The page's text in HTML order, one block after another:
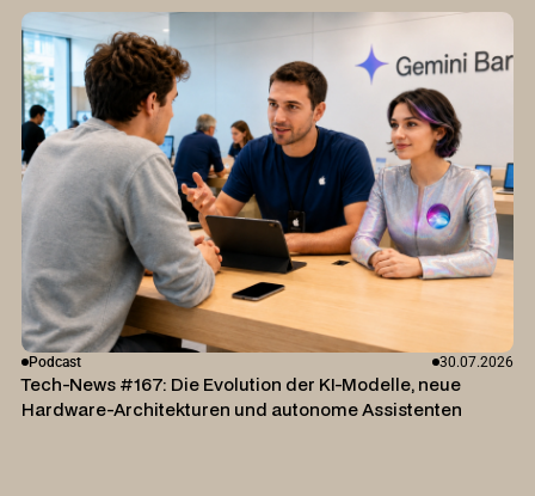
Podcast 30.07.2026
Tech-News #167: Die Evolution der KI-Modelle, neue
Hardware-Architekturen und autonome Assistenten